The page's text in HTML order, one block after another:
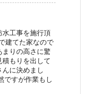
水工事を施行頂
建てた家なので
りの高さに驚
もりを出して
に決めまし
ですが作業もし